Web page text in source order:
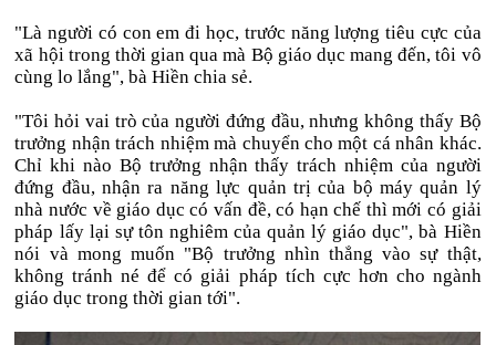
"Là người có con em đi học, trước năng lượng tiêu cực của
xã hội trong thời gian qua mà Bộ giáo dục mang đến, tôi vô
cùng lo lắng", bà Hiền chia sẻ.
"Tôi hỏi vai trò của người đứng đầu, nhưng không thấy Bộ
trưởng nhận trách nhiệm mà chuyển cho một cá nhân khác.
Chỉ khi nào Bộ trưởng nhận thấy trách nhiệm của người
đứng đầu, nhận ra năng lực quản trị của bộ máy quản lý
nhà nước về giáo dục có vấn đề, có hạn chế thì mới có giải
pháp lấy lại sự tôn nghiêm của quản lý giáo dục", bà Hiền
nói và mong muốn "Bộ trưởng nhìn thẳng vào sự thật,
không tránh né để có giải pháp tích cực hơn cho ngành
giáo dục trong thời gian tới".